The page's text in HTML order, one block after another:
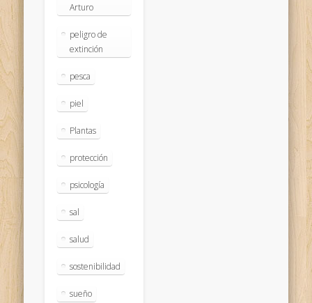
Arturo
peligro de
extinción
pesca
piel
Plantas
protección
psicología
sal
salud
sostenibilidad
sueño